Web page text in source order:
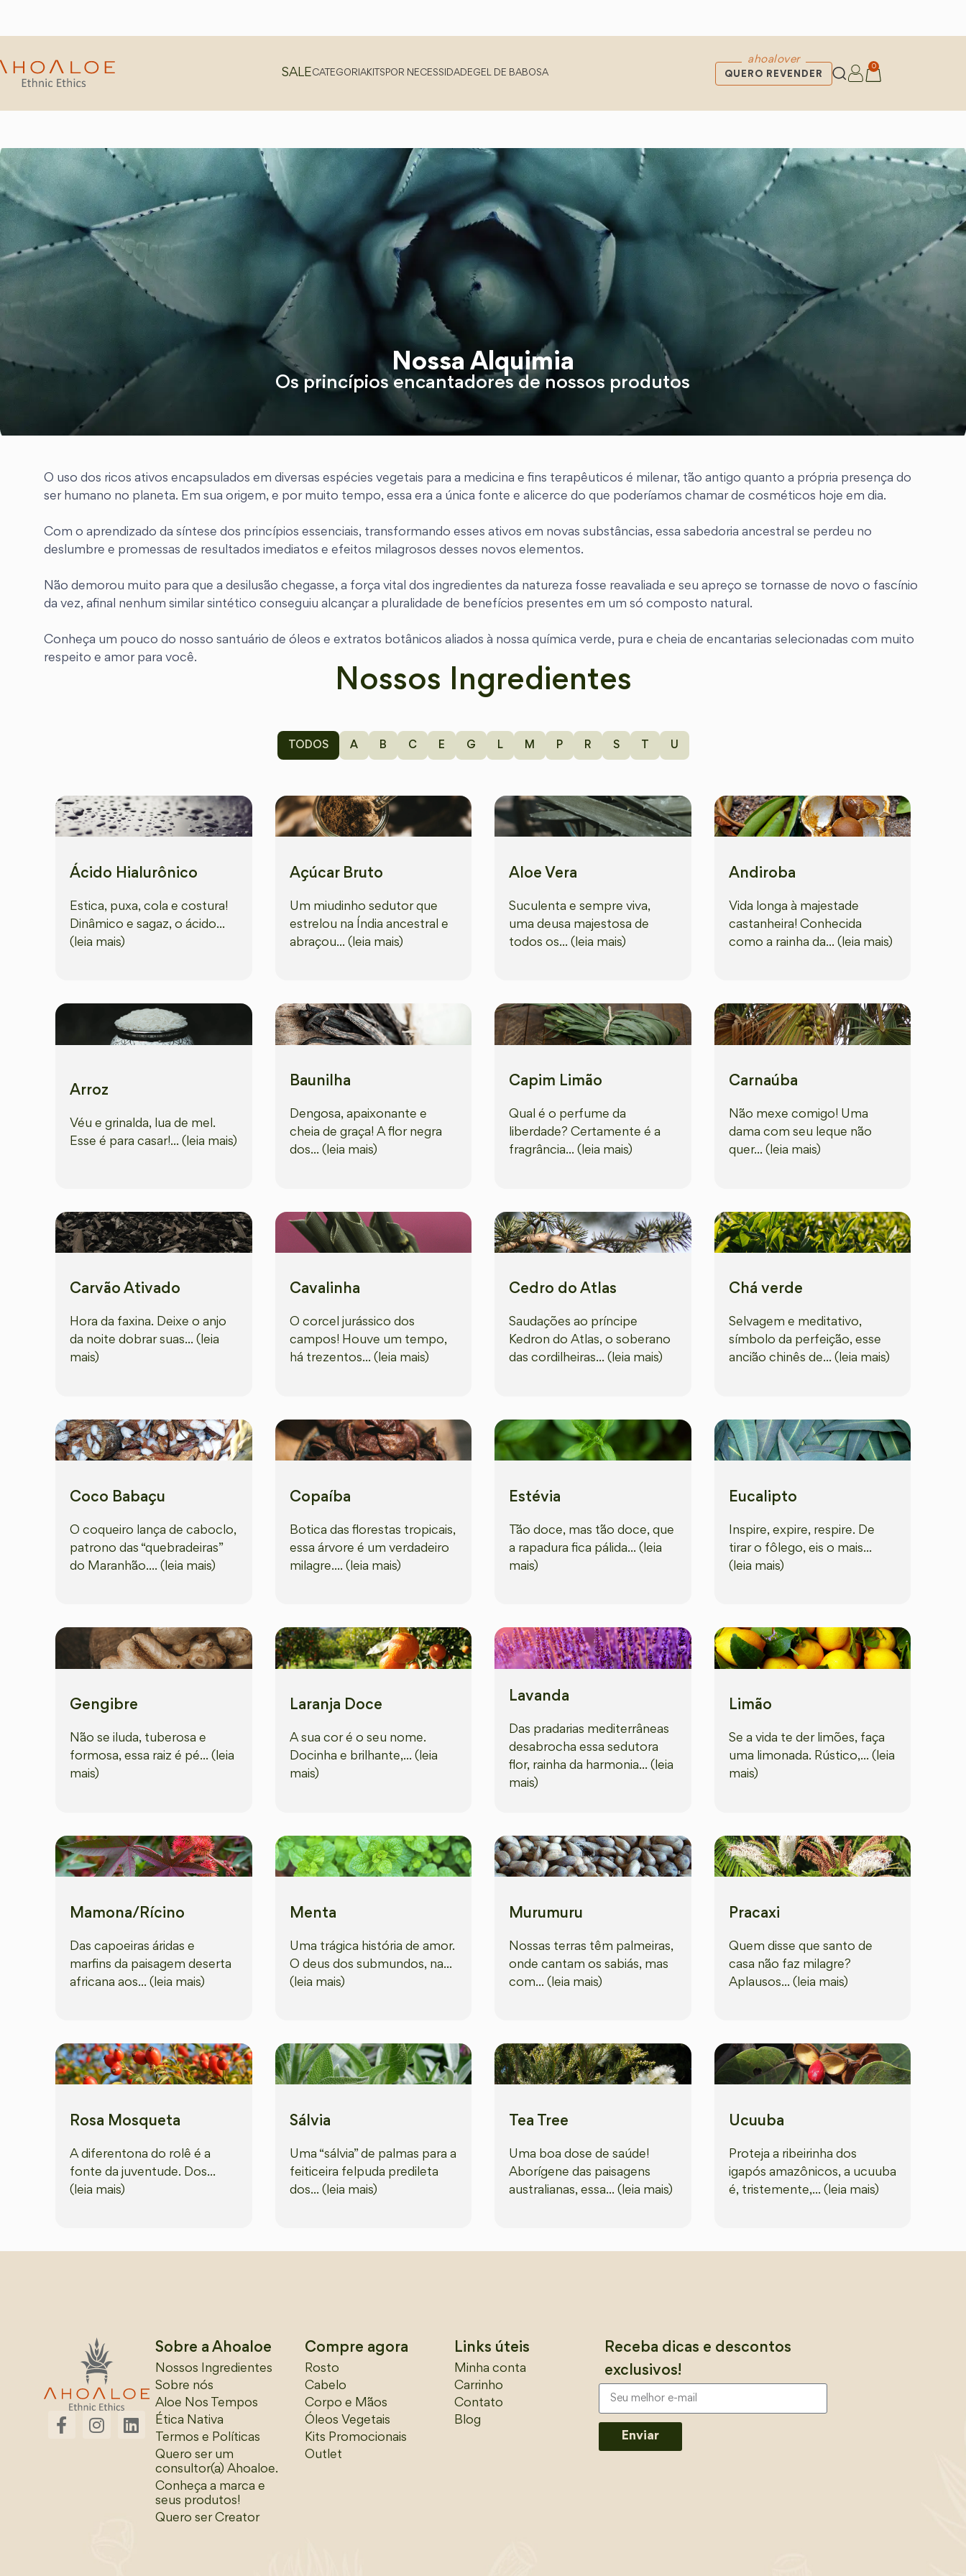
SALECATEGORIAKITS POR NECESSIDADEGEL DE BABOSA
ahoalover
QUERO REVENDER
0
Nossa Alquimia
Os princípios encantadores de nossos produtos
O uso dos ricos ativos encapsulados em diversas espécies vegetais para a medicina e fins terapêuticos é milenar, tão antigo quanto a própria presença do
ser humano no planeta. Em sua origem, e por muito tempo, essa era a única fonte e alicerce do que poderíamos chamar de cosméticos hoje em dia.
Com o aprendizado da síntese dos princípios essenciais, transformando esses ativos em novas substâncias, essa sabedoria ancestral se perdeu no
deslumbre e promessas de resultados imediatos e efeitos milagrosos desses novos elementos.
Não demorou muito para que a desilusão chegasse, a força vital dos ingredientes da natureza fosse reavaliada e seu apreço se tornasse de novo o fascínio
da vez, afinal nenhum similar sintético conseguiu alcançar a pluralidade de benefícios presentes em um só composto natural.
Conheça um pouco do nosso santuário de óleos e extratos botânicos aliados à nossa química verde, pura e cheia de encantarias selecionadas com muito
respeito e amor para você.
Nossos Ingredientes
TODOS A B C E G L M P R S U
Ácido Hialurônico
Estica, puxa, cola e costura!
Dinâmico e sagaz, o ácido...
(leia mais)
Açúcar Bruto
Um miudinho sedutor que
estrelou na Índia ancestral e
abraçou... (leia mais)
Aloe Vera
Suculenta e sempre viva,
uma deusa majestosa de
todos os... (leia mais)
Andiroba
Vida longa à majestade
castanheira! Conhecida
como a rainha da... (leia mais)
Arroz
Véu e grinalda, lua de mel.
Esse é para casar!... (leia mais)
Baunilha
Dengosa, apaixonante e
cheia de graça! A flor negra
dos... (leia mais)
Capim Limão
Qual é o perfume da
liberdade? Certamente é a
fragrância... (leia mais)
Carnaúba
Não mexe comigo! Uma
dama com seu leque não
quer... (leia mais)
Carvão Ativado
Hora da faxina. Deixe o anjo
da noite dobrar suas... (leia
mais)
Cavalinha
O corcel jurássico dos
campos! Houve um tempo,
há trezentos... (leia mais)
Cedro do Atlas
Saudações ao príncipe
Kedron do Atlas, o soberano
das cordilheiras... (leia mais)
Chá verde
Selvagem e meditativo,
símbolo da perfeição, esse
ancião chinês de... (leia mais)
Coco Babaçu
O coqueiro lança de caboclo,
patrono das “quebradeiras”
do Maranhão.... (leia mais)
Copaíba
Botica das florestas tropicais,
essa árvore é um verdadeiro
milagre.... (leia mais)
Estévia
Tão doce, mas tão doce, que
a rapadura fica pálida... (leia
mais)
Eucalipto
Inspire, expire, respire. De
tirar o fôlego, eis o mais...
(leia mais)
Gengibre
Não se iluda, tuberosa e
formosa, essa raiz é pé... (leia
mais)
Laranja Doce
A sua cor é o seu nome.
Docinha e brilhante,... (leia
mais)
Lavanda
Das pradarias mediterrâneas
desabrocha essa sedutora
flor, rainha da harmonia... (leia
mais)
Limão
Se a vida te der limões, faça
uma limonada. Rústico,... (leia
mais)
Mamona/Rícino
Das capoeiras áridas e
marfins da paisagem deserta
africana aos... (leia mais)
Menta
Uma trágica história de amor.
O deus dos submundos, na...
(leia mais)
Murumuru
Nossas terras têm palmeiras,
onde cantam os sabiás, mas
com... (leia mais)
Pracaxi
Quem disse que santo de
casa não faz milagre?
Aplausos... (leia mais)
Rosa Mosqueta
A diferentona do rolê é a
fonte da juventude. Dos...
(leia mais)
Sálvia
Uma “sálvia” de palmas para a
feiticeira felpuda predileta
dos... (leia mais)
Tea Tree
Uma boa dose de saúde!
Aborígene das paisagens
australianas, essa... (leia mais)
Ucuuba
Proteja a ribeirinha dos
igapós amazônicos, a ucuuba
é, tristemente,... (leia mais)
Sobre a Ahoaloe
Nossos Ingredientes
Sobre nós
Aloe Nos Tempos
Ética Nativa
Termos e Políticas
Quero ser um
consultor(a) Ahoaloe.
Conheça a marca e
seus produtos!
Quero ser Creator
Compre agora
Rosto
Cabelo
Corpo e Mãos
Óleos Vegetais
Kits Promocionais
Outlet
Links úteis
Minha conta
Carrinho
Contato
Blog
Receba dicas e descontos
exclusivos!
Enviar